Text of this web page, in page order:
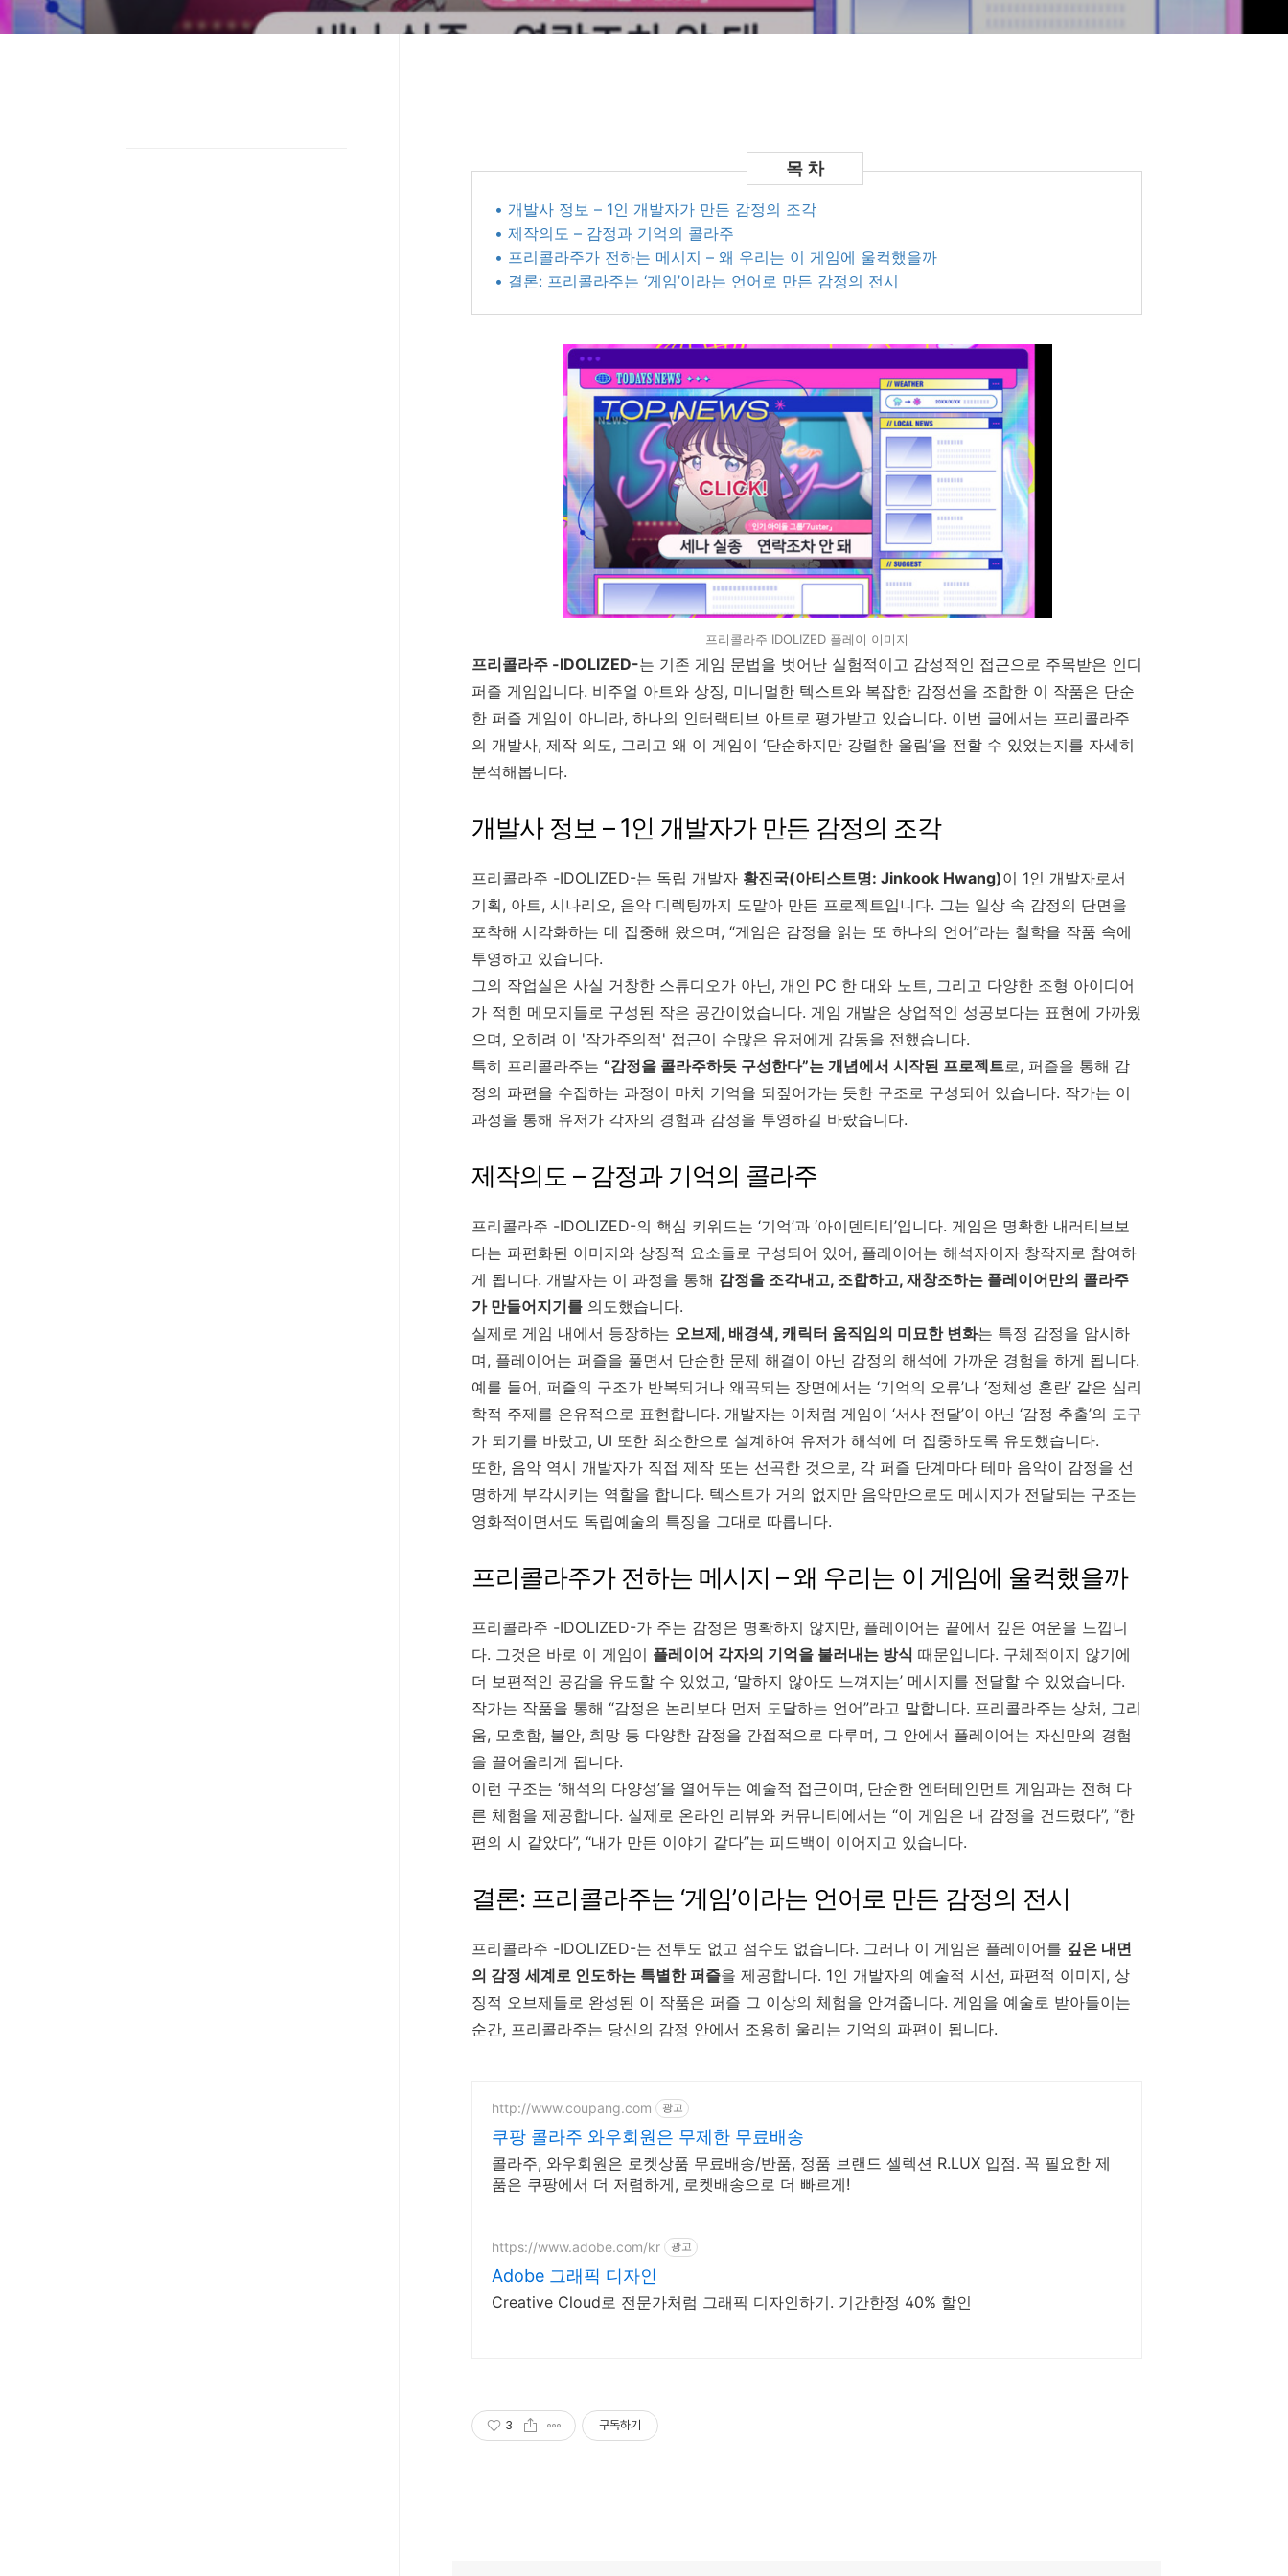
• 개발사 정보 – 1인 개발자가 만든 감정의 조각
• 제작의도 – 감정과 기억의 콜라주
• 프리콜라주가 전하는 메시지 – 왜 우리는 이 게임에 울컥했을까
• 결론: 프리콜라주는 ‘게임’이라는 언어로 만든 감정의 전시
프리콜라주 IDOLIZED 플레이 이미지
프리콜라주 -IDOLIZED-는 기존 게임 문법을 벗어난 실험적이고 감성적인 접근으로 주목받은 인디
퍼즐 게임입니다. 비주얼 아트와 상징, 미니멀한 텍스트와 복잡한 감정선을 조합한 이 작품은 단순
한 퍼즐 게임이 아니라, 하나의 인터랙티브 아트로 평가받고 있습니다. 이번 글에서는 프리콜라주
의 개발사, 제작 의도, 그리고 왜 이 게임이 ‘단순하지만 강렬한 울림’을 전할 수 있었는지를 자세히
분석해봅니다.
개발사 정보 – 1인 개발자가 만든 감정의 조각
프리콜라주 -IDOLIZED-는 독립 개발자 황진국(아티스트명: Jinkook Hwang)이 1인 개발자로서
기획, 아트, 시나리오, 음악 디렉팅까지 도맡아 만든 프로젝트입니다. 그는 일상 속 감정의 단면을
포착해 시각화하는 데 집중해 왔으며, “게임은 감정을 읽는 또 하나의 언어”라는 철학을 작품 속에
투영하고 있습니다.
그의 작업실은 사실 거창한 스튜디오가 아닌, 개인 PC 한 대와 노트, 그리고 다양한 조형 아이디어
가 적힌 메모지들로 구성된 작은 공간이었습니다. 게임 개발은 상업적인 성공보다는 표현에 가까웠
으며, 오히려 이 '작가주의적' 접근이 수많은 유저에게 감동을 전했습니다.
특히 프리콜라주는 “감정을 콜라주하듯 구성한다”는 개념에서 시작된 프로젝트로, 퍼즐을 통해 감
정의 파편을 수집하는 과정이 마치 기억을 되짚어가는 듯한 구조로 구성되어 있습니다. 작가는 이
과정을 통해 유저가 각자의 경험과 감정을 투영하길 바랐습니다.
제작의도 – 감정과 기억의 콜라주
프리콜라주 -IDOLIZED-의 핵심 키워드는 ‘기억’과 ‘아이덴티티’입니다. 게임은 명확한 내러티브보
다는 파편화된 이미지와 상징적 요소들로 구성되어 있어, 플레이어는 해석자이자 창작자로 참여하
게 됩니다. 개발자는 이 과정을 통해 감정을 조각내고, 조합하고, 재창조하는 플레이어만의 콜라주
가 만들어지기를 의도했습니다.
실제로 게임 내에서 등장하는 오브제, 배경색, 캐릭터 움직임의 미묘한 변화는 특정 감정을 암시하
며, 플레이어는 퍼즐을 풀면서 단순한 문제 해결이 아닌 감정의 해석에 가까운 경험을 하게 됩니다.
예를 들어, 퍼즐의 구조가 반복되거나 왜곡되는 장면에서는 ‘기억의 오류’나 ‘정체성 혼란’ 같은 심리
학적 주제를 은유적으로 표현합니다. 개발자는 이처럼 게임이 ‘서사 전달’이 아닌 ‘감정 추출’의 도구
가 되기를 바랐고, UI 또한 최소한으로 설계하여 유저가 해석에 더 집중하도록 유도했습니다.
또한, 음악 역시 개발자가 직접 제작 또는 선곡한 것으로, 각 퍼즐 단계마다 테마 음악이 감정을 선
명하게 부각시키는 역할을 합니다. 텍스트가 거의 없지만 음악만으로도 메시지가 전달되는 구조는
영화적이면서도 독립예술의 특징을 그대로 따릅니다.
프리콜라주가 전하는 메시지 – 왜 우리는 이 게임에 울컥했을까
프리콜라주 -IDOLIZED-가 주는 감정은 명확하지 않지만, 플레이어는 끝에서 깊은 여운을 느낍니
다. 그것은 바로 이 게임이 플레이어 각자의 기억을 불러내는 방식 때문입니다. 구체적이지 않기에
더 보편적인 공감을 유도할 수 있었고, ‘말하지 않아도 느껴지는’ 메시지를 전달할 수 있었습니다.
작가는 작품을 통해 “감정은 논리보다 먼저 도달하는 언어”라고 말합니다. 프리콜라주는 상처, 그리
움, 모호함, 불안, 희망 등 다양한 감정을 간접적으로 다루며, 그 안에서 플레이어는 자신만의 경험
을 끌어올리게 됩니다.
이런 구조는 ‘해석의 다양성’을 열어두는 예술적 접근이며, 단순한 엔터테인먼트 게임과는 전혀 다
른 체험을 제공합니다. 실제로 온라인 리뷰와 커뮤니티에서는 “이 게임은 내 감정을 건드렸다”, “한
편의 시 같았다”, “내가 만든 이야기 같다”는 피드백이 이어지고 있습니다.
결론: 프리콜라주는 ‘게임’이라는 언어로 만든 감정의 전시
프리콜라주 -IDOLIZED-는 전투도 없고 점수도 없습니다. 그러나 이 게임은 플레이어를 깊은 내면
의 감정 세계로 인도하는 특별한 퍼즐을 제공합니다. 1인 개발자의 예술적 시선, 파편적 이미지, 상
징적 오브제들로 완성된 이 작품은 퍼즐 그 이상의 체험을 안겨줍니다. 게임을 예술로 받아들이는
순간, 프리콜라주는 당신의 감정 안에서 조용히 울리는 기억의 파편이 됩니다.
http://www.coupang.com 광고
쿠팡 콜라주 와우회원은 무제한 무료배송
콜라주, 와우회원은 로켓상품 무료배송/반품, 정품 브랜드 셀렉션 R.LUX 입점. 꼭 필요한 제
품은 쿠팡에서 더 저렴하게, 로켓배송으로 더 빠르게!
https://www.adobe.com/kr 광고
Adobe 그래픽 디자인
Creative Cloud로 전문가처럼 그래픽 디자인하기. 기간한정 40% 할인
3 구독하기